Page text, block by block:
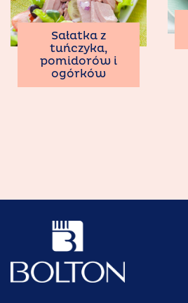
Sałatka z
tuńczyka,
pomidorów i
ogórków